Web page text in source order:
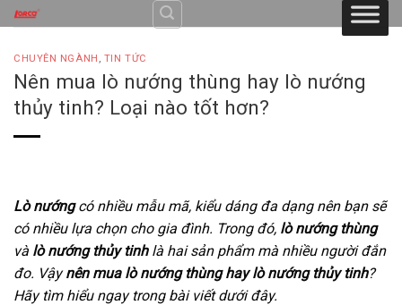
Skip
to
content
CHUYÊN NGÀNH , TIN TỨC
Nên mua lò nướng thùng hay lò nướng
thủy tinh? Loại nào tốt hơn?
Lò nướngcó nhiều mẫu mã, kiểu dáng đa dạng nên bạn sẽ
có nhiều lựa chọn cho gia đình. Trong đó, lò nướng thùng
và lò nướng thủy tinhlà hai sản phẩm mà nhiều người đắn
đo. Vậynên mua lò nướng thùng hay lò nướng thủy tinh?
Hãy tìm hiểu ngay trong bài viết dưới đây.